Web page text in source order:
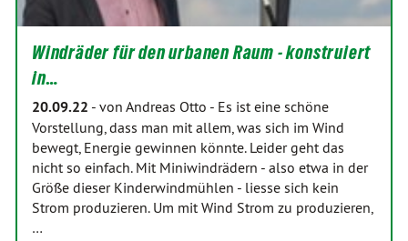
Windräder für den urbanen Raum - konstruiert
in…
20.09.22 - von Andreas Otto - Es ist eine schöne
Vorstellung, dass man mit allem, was sich im Wind
bewegt, Energie gewinnen könnte. Leider geht das
nicht so einfach. Mit Miniwindrädern - also etwa in der
Größe dieser Kinderwindmühlen - liesse sich kein
Strom produzieren. Um mit Wind Strom zu produzieren,
…